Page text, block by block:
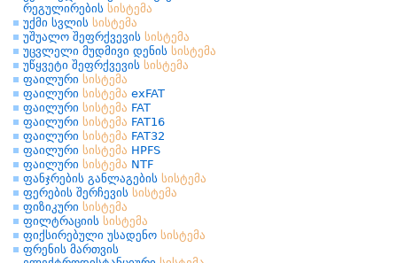
რეგულირების სისტემა
უქმი სვლის სისტემა
უშუალო შეფრქვევის სისტემა
უცვლელი მუდმივი დენის სისტემა
უწყვეტი შეფრქვევის სისტემა
ფაილური სისტემა
ფაილური სისტემა exFAT
ფაილური სისტემა FAT
ფაილური სისტემა FAT16
ფაილური სისტემა FAT32
ფაილური სისტემა HPFS
ფაილური სისტემა NTF
ფანჯრების განლაგების სისტემა
ფერების შერჩევის სისტემა
ფიზიკური სისტემა
ფილტრაციის სისტემა
ფიქსირებული უსადენო სისტემა
ფრენის მართვის